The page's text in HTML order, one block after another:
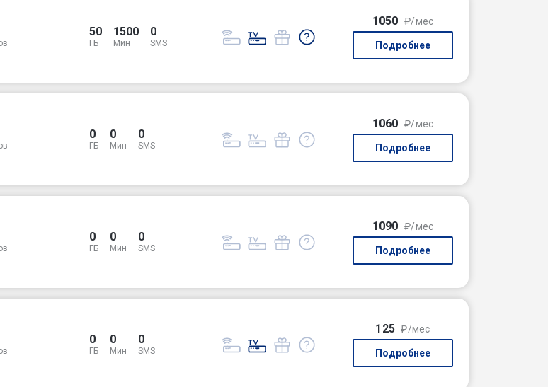
50
ГБ
1500
Мин
0
SMS
1050 ₽/мес
Подробнее
0
ГБ
0
Мин
0
SMS
1060 ₽/мес
Подробнее
0
ГБ
0
Мин
0
SMS
1090 ₽/мес
Подробнее
0
ГБ
0
Мин
0
SMS
125 ₽/мес
Подробнее